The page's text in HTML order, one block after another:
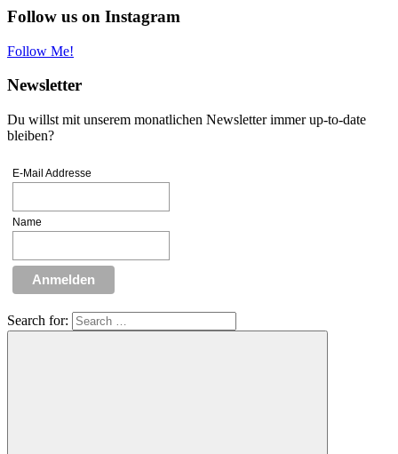
Follow us on Instagram
Follow Me!
Newsletter
Du willst mit unserem monatlichen Newsletter immer up-to-date
bleiben?
E-Mail Addresse
Name
Search for: